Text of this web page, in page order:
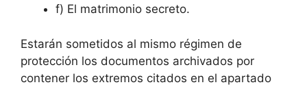
f) El matrimonio secreto.
Estarán sometidos al mismo régimen de
protección los documentos archivados por
contener los extremos citados en el apartado